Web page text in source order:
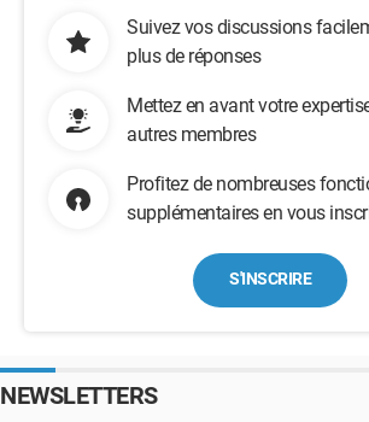
Suivez vos discussions
plus de réponses
Mettez en avant votre
autres membres
Profitez de nombreuses
supplémentaires en vous
S'INSCRIRE
NEWSLETTERS